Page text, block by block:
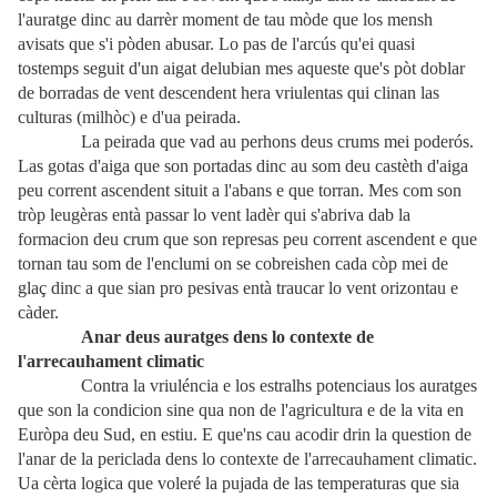
l'auratge dinc au darrèr moment de tau mòde que los mensh
avisats que s'i pòden abusar. Lo pas de l'arcús qu'ei quasi
tostemps seguit d'un aigat delubian mes aqueste que's pòt doblar
de borradas de vent descendent hera vriulentas qui clinan las
culturas (milhòc) e d'ua peirada.
La peirada que vad au perhons deus crums mei poderós.
Las gotas d'aiga que son portadas dinc au som deu castèth d'aiga
peu corrent ascendent situit a l'abans e que torran. Mes com son
tròp leugèras entà passar lo vent ladèr qui s'abriva dab la
formacion deu crum que son represas peu corrent ascendent e que
tornan tau som de l'enclumi on se cobreishen cada còp mei de
glaç dinc a que sian pro pesivas entà traucar lo vent orizontau e
càder.
Anar deus auratges dens lo contexte de
l'arrecauhament climatic
Contra la vriuléncia e los estralhs potenciaus los auratges
que son la condicion sine qua non de l'agricultura e de la vita en
Euròpa deu Sud, en estiu. E que'ns cau acodir drin la question de
l'anar de la periclada dens lo contexte de l'arrecauhament climatic.
Ua cèrta logica que voleré la pujada de las temperaturas que sia